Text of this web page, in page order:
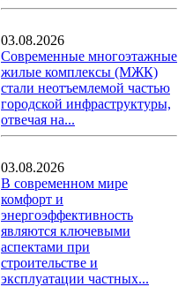
03.08.2026
Современные многоэтажные
жилые комплексы (МЖК)
стали неотъемлемой частью
городской инфраструктуры,
отвечая на...
03.08.2026
В современном мире
комфорт и
энергоэффективность
являются ключевыми
аспектами при
строительстве и
эксплуатации частных...